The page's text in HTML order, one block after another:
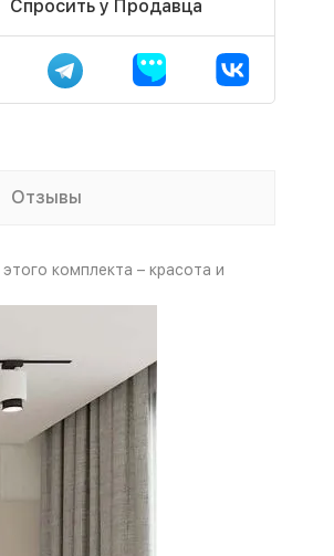
Спросить у Продавца
Отзывы
комплекта – красота и